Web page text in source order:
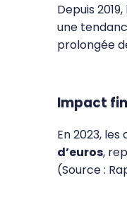
Depuis
une
prolongée
Impact
En 2023,
d’euros,
(Source :